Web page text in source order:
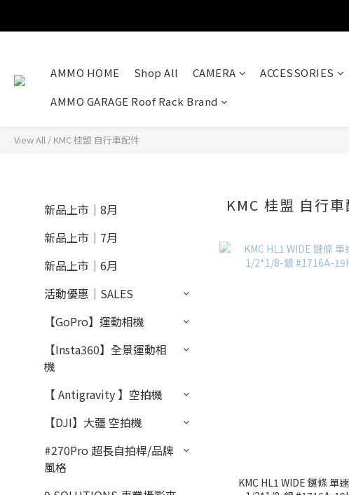
AMMO HOME Shop All CAMERA ACCESSORIES
AMMO GARAGE Roof Rack Brand
View All / KMC 桂盟 自行車配件
新品上市｜8月
新品上市｜7月
新品上市｜6月
活動優惠｜SALES
【GoPro】運動相機
【Insta360】全景運動相
機
【 Antigravity 】空拍機
【DJI】大疆 空拍機
#270Pro 超長自拍桿/品牌
風格
KMC 桂盟 自行車
KMC HL1 WIDE 鏈條 單